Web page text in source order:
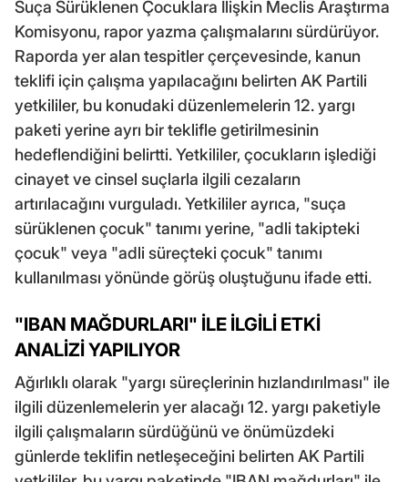
Suça Sürüklenen Çocuklara İlişkin Meclis Araştırma
Komisyonu, rapor yazma çalışmalarını sürdürüyor.
Raporda yer alan tespitler çerçevesinde, kanun
teklifi için çalışma yapılacağını belirten AK Partili
yetkililer, bu konudaki düzenlemelerin 12. yargı
paketi yerine ayrı bir teklifle getirilmesinin
hedeflendiğini belirtti. Yetkililer, çocukların işlediği
cinayet ve cinsel suçlarla ilgili cezaların
artırılacağını vurguladı. Yetkililer ayrıca, "suça
sürüklenen çocuk" tanımı yerine, "adli takipteki
çocuk" veya "adli süreçteki çocuk" tanımı
kullanılması yönünde görüş oluştuğunu ifade etti.
"IBAN MAĞDURLARI" İLE İLGİLİ ETKİ
ANALİZİ YAPILIYOR
Ağırlıklı olarak "yargı süreçlerinin hızlandırılması" ile
ilgili düzenlemelerin yer alacağı 12. yargı paketiyle
ilgili çalışmaların sürdüğünü ve önümüzdeki
günlerde teklifin netleşeceğini belirten AK Partili